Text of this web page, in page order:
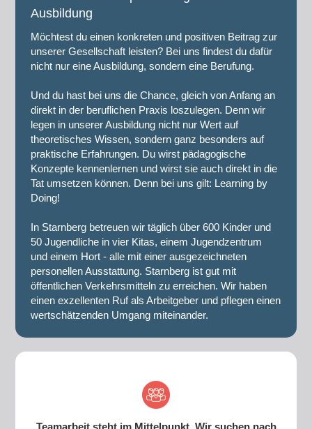
Ausbildung
Möchtest du einen konkreten und positiven Beitrag zur
unserer Gesellschaft leisten? Bei uns findest du dafür
nicht nur eine Ausbildung, sondern eine Berufung.
Und du hast bei uns die Chance, gleich von Anfang an
direkt in der beruflichen Praxis loszulegen. Denn wir
legen in unserer Ausbildung nicht nur Wert auf
theoretisches Wissen, sondern ganz besonders auf
praktische Erfahrungen. Du wirst pädagogische
Konzepte kennenlernen und wirst sie auch direkt in die
Tat umsetzen können. Denn bei uns gilt: Learning by
Doing!
In Starnberg betreuen wir täglich über 600 Kinder und
50 Jugendliche in vier Kitas, einem Jugendzentrum
und einem Hort - alle mit einer ausgezeichneten
personellen Ausstattung. Starnberg ist gut mit
öffentlichen Verkehrsmitteln zu erreichen. Wir haben
einen exzellenten Ruf als Arbeitgeber und pflegen einen
wertschätzenden Umgang miteinander.